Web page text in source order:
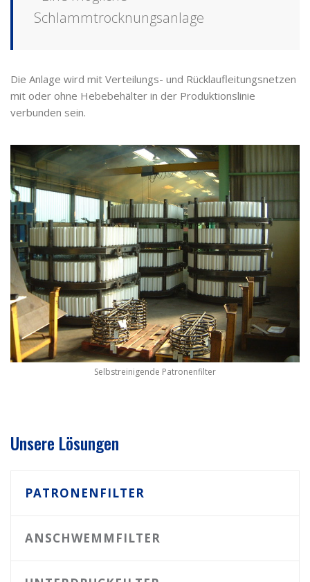
Schlammtrocknungsanlage
Die Anlage wird mit Verteilungs- und Rücklaufleitungsnetzen
mit oder ohne Hebebehälter in der Produktionslinie
verbunden sein.
Selbstreinigende Patronenfilter
Unsere Lösungen
PATRONENFILTER
ANSCHWEMMFILTER